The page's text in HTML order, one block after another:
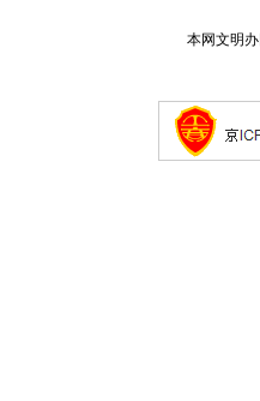
本网文明